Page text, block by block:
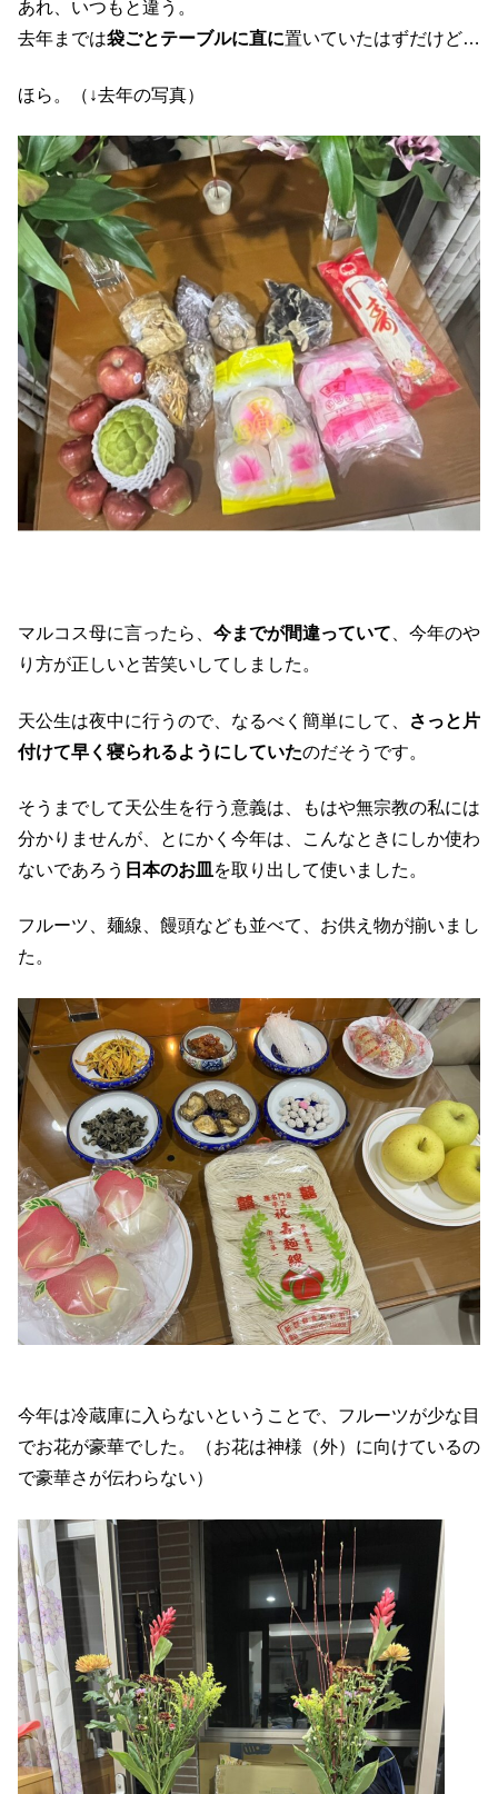
あれ、いつもと違う。
去年までは袋ごとテーブルに直に置いていたはずだけど…
ほら。（↓去年の写真）
マルコス母に言ったら、 今までが間違っていて 、今年のや
り方が正しいと苦笑いしてしました。
天公生は夜中に行うので、なるべく簡単にして、
さっと片
付けて早く寝られるようにしていたのだそうです。
そうまでして天公生を行う意義は、もはや無宗教の私には
分かりませんが、とにかく今年は、こんなときにしか使わ
ないであろう 日本のお皿 を取り出して使いました。
フルーツ、麺線、饅頭なども並べて、お供え物が揃いまし
た。
今年は冷蔵庫に入らないということで、フルーツが少な目
でお花が豪華でした。（お花は神様（外）に向けているの
で豪華さが伝わらない）